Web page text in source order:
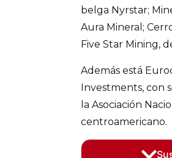
belga Nyrstar;
Aura Mineral;
Five Star Mining,
Además está
Investments, con
la Asociación
centroamericano.